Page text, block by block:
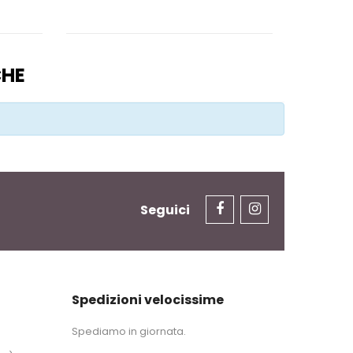
Seguici
Spedizioni velocissime
Spediamo in giornata.